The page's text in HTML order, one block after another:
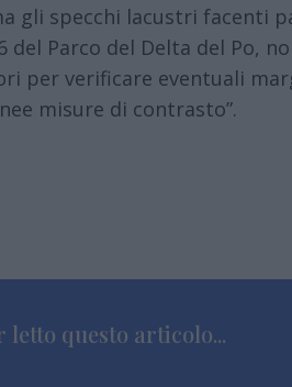
gli specchi lacustri facenti
del Parco del Delta del Po,
per verificare eventuali
misure di contrasto”.
letto questo articolo...